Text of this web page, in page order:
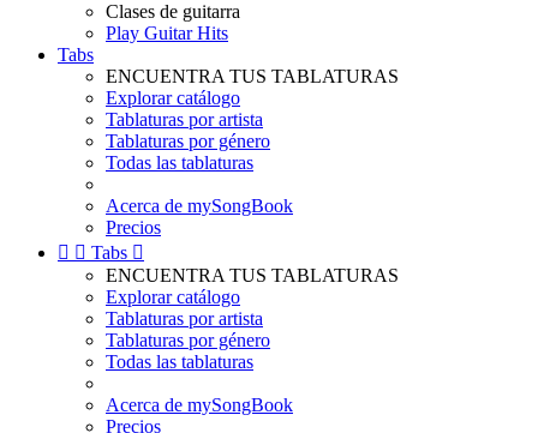
Clases de guitarra
Play Guitar Hits
Tabs
ENCUENTRA TUS TABLATURAS
Explorar catálogo
Tablaturas por artista
Tablaturas por género
Todas las tablaturas
Acerca de mySongBook
Precios
  Tabs 
ENCUENTRA TUS TABLATURAS
Explorar catálogo
Tablaturas por artista
Tablaturas por género
Todas las tablaturas
Acerca de mySongBook
Precios